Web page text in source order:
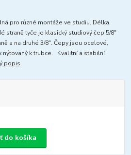
pro různé montáže ve studiu. Délka
straně tyče je klasický studiový čep 5/8"
a na druhé 3/8". Čepy jsou ocelové,
nýtovaný k trubce. Kvalitní a stabilní
popis
do košíka